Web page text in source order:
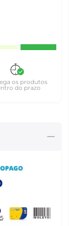
os produtos
do prazo